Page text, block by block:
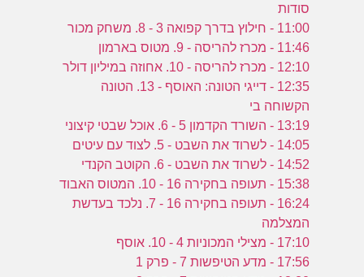
סודות
11:00 - חילוץ בדרך קפואה 3 - 8. משחק מכור
11:46 - מכרז להריסה - 9. מטוס בארמון
12:10 - מכרז להריסה - 10. אחוזה במיליון דולר
12:35 - דייגי הטונה: האוסף - 13. הטונה
הקשוחה בי
13:19 - השורד הקדמון 5 - 6. אוכל שבטי קיצוני
14:05 - לשרוד את השבט - 5. לצוד עם עיטים
14:52 - לשרוד את השבט - 6. הקוטב הקנדי
15:38 - תעופה בחקירה 16 - 10. המטוס האבוד
16:24 - תעופה בחקירה 16 - 7. נלכד בעדשת
המצלמה
17:10 - מצילי המכוניות 4 - 10. אוסף
17:56 - מדע הטיפשות 7 - פרק 1